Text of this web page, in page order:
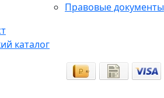
Правовые документы
каталог